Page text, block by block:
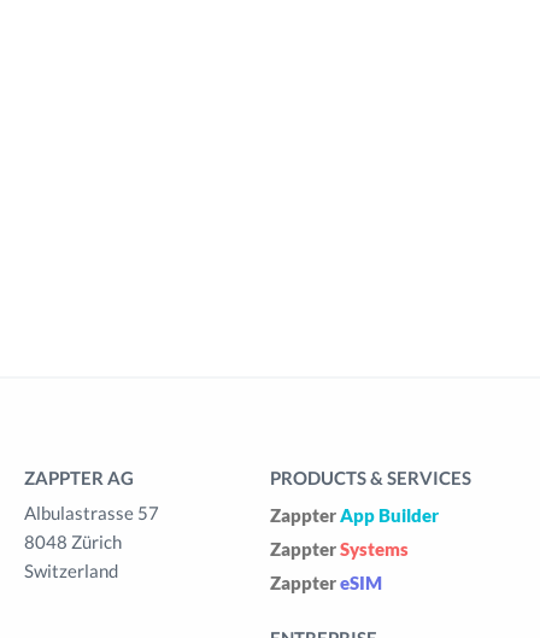
ZAPPTER AG
Albulastrasse 57
8048 Zürich
Switzerland
PRODUCTS & SERVICES
ZappterApp Builder
ZappterSystems
ZapptereSIM